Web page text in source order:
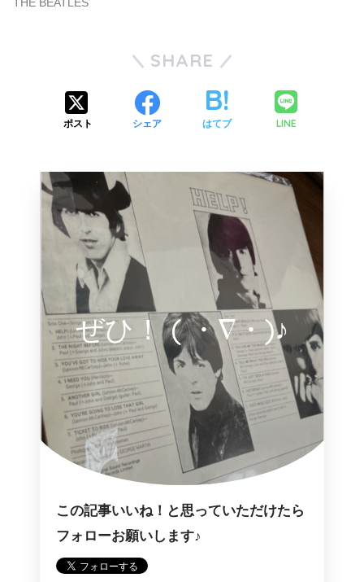
SHARE
ポスト シェア はてブ LINE
ぜひ！ ( ・∇・)♪
この記事いいね！と思っていただけたら
フォローお願いします♪